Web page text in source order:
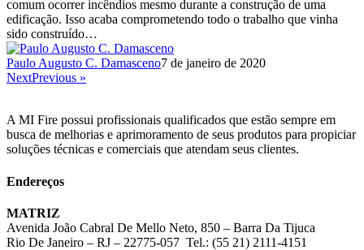
comum ocorrer incêndios mesmo durante a construção de uma
edificação. Isso acaba comprometendo todo o trabalho que vinha
sido construído…
Paulo Augusto C. Damasceno7 de janeiro de 2020
NextPrevious »
A MI Fire possui profissionais qualificados que estão sempre em
busca de melhorias e aprimoramento de seus produtos para propiciar
soluções técnicas e comerciais que atendam seus clientes.
Endereços
MATRIZ
Avenida João Cabral De Mello Neto, 850 – Barra Da Tijuca
Rio De Janeiro – RJ – 22775-057 Tel.: (55 21) 2111-4151